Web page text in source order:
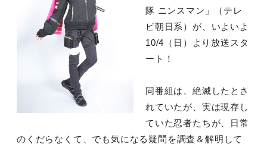
隊 ニンスマン」（テレ
ビ朝日系）が、いよいよ
10/4（日）より放送スタ
ート！
同番組は、絶滅したとさ
れていたが、実は現存し
ていた忍者たちが、日常
のくだらなくて、でも気になる疑問を調査＆解明して